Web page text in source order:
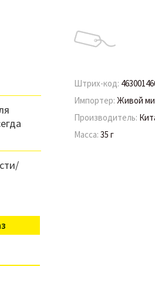
Штрих-код:
Импортер: Живой
Производитель:
Масса: 35 г